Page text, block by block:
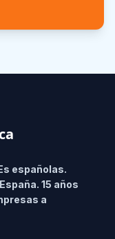
españolas.
15 años
a